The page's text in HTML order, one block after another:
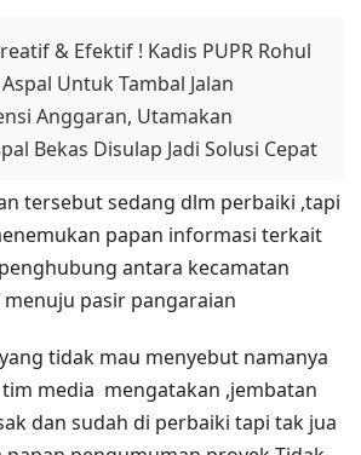
& Efektif ! Kadis PUPR Rohul
Untuk Tambal Jalan
Anggaran, Utamakan
Bekas Disulap Jadi Solusi Cepat
tersebut sedang dlm perbaiki ,tapi
papan informasi terkait
antara kecamatan
pasir pangaraian
tidak mau menyebut namanya
media mengatakan ,jembatan
dan sudah di perbaiki tapi tak jua